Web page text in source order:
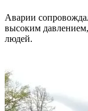
Аварии
высоким
людей.